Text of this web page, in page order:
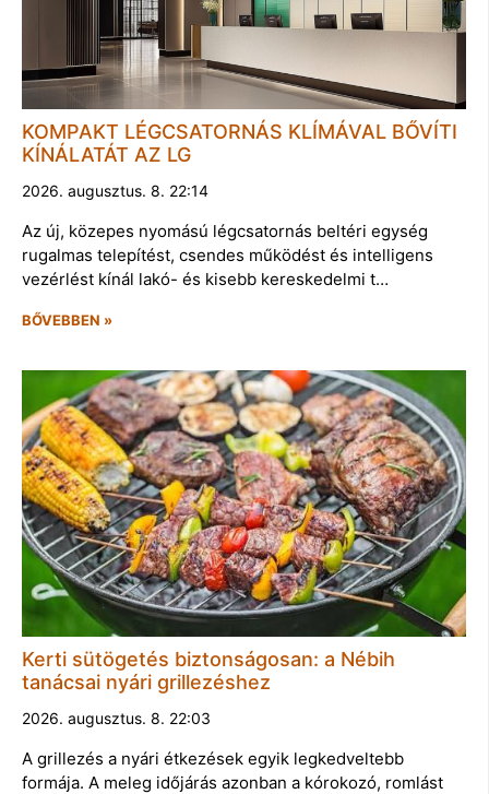
KOMPAKT LÉGCSATORNÁS KLÍMÁVAL BŐVÍTI
KÍNÁLATÁT AZ LG
2026. augusztus. 8. 22:14
Az új, közepes nyomású légcsatornás beltéri egység
rugalmas telepítést, csendes működést és intelligens
vezérlést kínál lakó- és kisebb kereskedelmi t…
BŐVEBBEN »
Kerti sütögetés biztonságosan: a Nébih
tanácsai nyári grillezéshez
2026. augusztus. 8. 22:03
A grillezés a nyári étkezések egyik legkedveltebb
formája. A meleg időjárás azonban a kórokozó, romlást